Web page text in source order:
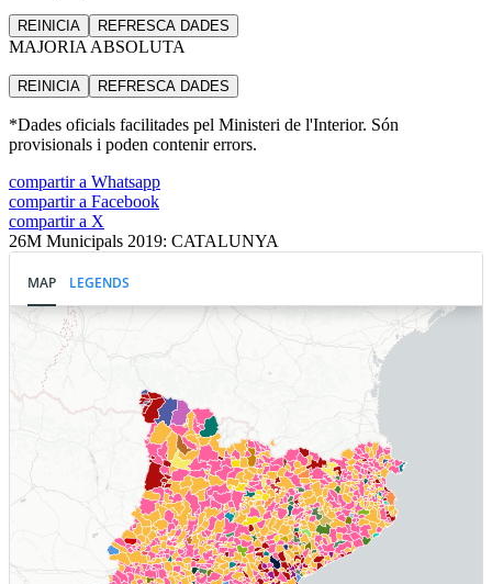
REINICIA REFRESCA DADES
MAJORIA ABSOLUTA
REINICIA REFRESCA DADES
*Dades oficials facilitades pel Ministeri de l'Interior. Són
provisionals i poden contenir errors.
compartir a Whatsapp
compartir a Facebook
compartir a X
26M Municipals 2019: CATALUNYA